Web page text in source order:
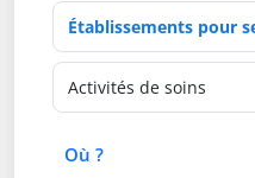
Type d'établissement
Activités de soins
Où ?